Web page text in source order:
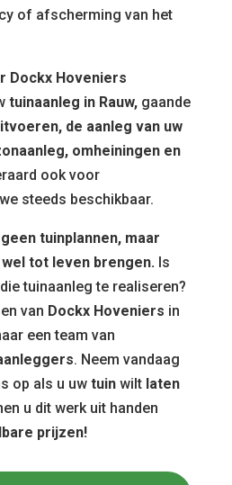
of afscherming van het
Dockx Hoveniers
tuinaanleg in Rauw, gaande
de aanleg van uw
omheiningen en
ook voor
steeds beschikbaar.
tuinplannen, maar
tot leven brengen. Is
tuinaanleg te realiseren?
van Dockx Hoveniers in
een team van
. Neem vandaag
op als u uw tuinwilt laten
u dit werk uit handen
prijzen!